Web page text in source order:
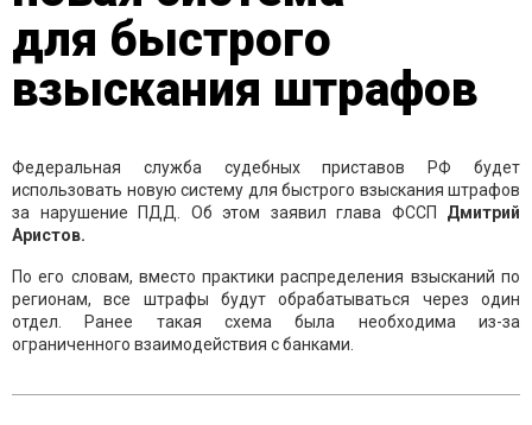
для быстрого
взыскания штрафов
Федеральная служба судебных приставов РФ будет
использовать новую систему для быстрого взыскания штрафов
за нарушение ПДД. Об этом заявил глава ФССП Дмитрий
Аристов.
По его словам, вместо практики распределения взысканий по
регионам, все штрафы будут обрабатываться через один
отдел. Ранее такая схема была необходима из-за
ограниченного взаимодействия с банками.